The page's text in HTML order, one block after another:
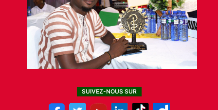
SUIVEZ-NOUS SUR